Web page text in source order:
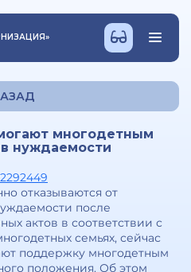
»
многодетным
нуждаемости
отказываются от
после
актов в соответствии с
семьях, сейчас
поддержку многодетным
положения. Об этом